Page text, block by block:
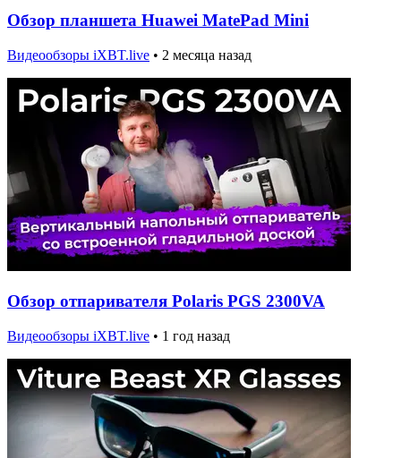
Обзор планшета Huawei MatePad Mini
Видеообзоры iXBT.live • 2 месяца назад
Обзор отпаривателя Polaris PGS 2300VA
Видеообзоры iXBT.live • 1 год назад